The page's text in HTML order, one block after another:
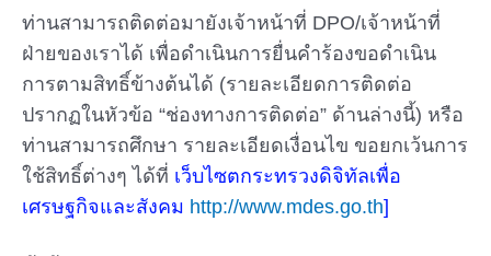
ท่านสามารถติดต่อมายังเจ้าหน้าที่ DPO/เจ้าหน้าที่
ฝ่ายของเราได้ เพื่อดำเนินการยื่นคำร้องขอดำเนิน
การตามสิทธิ์ข้างต้นได้ (รายละเอียดการติดต่อ
ปรากฏในหัวข้อ “ช่องทางการติดต่อ” ด้านล่างนี้) หรือ
ท่านสามารถศึกษา รายละเอียดเงื่อนไข ขอยกเว้นการ
ใช้สิทธิ์ต่างๆ ได้ที่ เว็บไซตกระทรวงดิจิทัลเพื่อ
เศรษฐกิจและสังคม http://www.mdes.go.th]